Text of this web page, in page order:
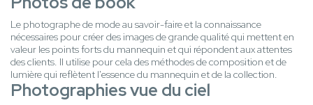
Le photographe de mode au savoir-faire et la connaissance
nécessaires pour créer des images de grande qualité qui mettent en
valeur les points forts du mannequin et qui répondent aux attentes
des clients. Il utilise pour cela des méthodes de composition et de
lumière qui reflètent l'essence du mannequin et de la collection.
Photographies vue du ciel